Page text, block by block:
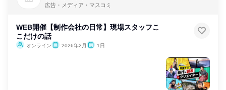
広告・メディア・マスコミ
WEB開催【制作会社の日常】現場スタッフこ
こだけの話
オンライン 2026年2月 1日